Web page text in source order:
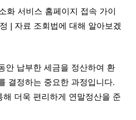
화 서비스 홈페이지 접속 가이
| 자료 조회법에 대해 알아보겠
안 납부한 세금을 정산하여 환
결정하는 중요한 과정입니다.
해 더욱 편리하게 연말정산을 준